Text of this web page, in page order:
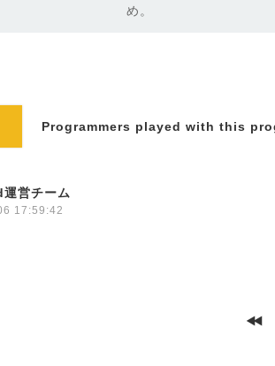
め。
Programmers played with this
営チーム
17:59:42